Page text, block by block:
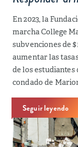
En 2023, la
marcha College
subvenciones de
aumentar las
de los
condado de
Seguir leyendo